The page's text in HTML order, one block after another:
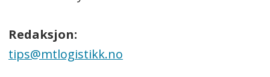
Redaksjon:
tips@mtlogistikk.no